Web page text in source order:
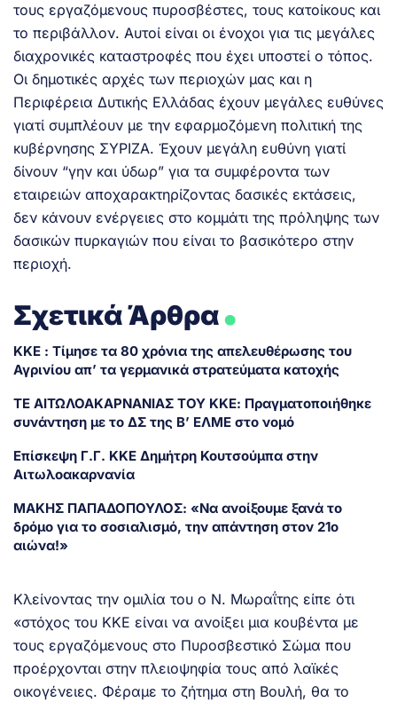
τους εργαζόμενους πυροσβέστες, τους κατοίκους και
το περιβάλλον. Αυτοί είναι οι ένοχοι για τις μεγάλες
διαχρονικές καταστροφές που έχει υποστεί ο τόπος.
Οι δημοτικές αρχές των περιοχών μας και η
Περιφέρεια Δυτικής Ελλάδας έχουν μεγάλες ευθύνες
γιατί συμπλέουν με την εφαρμοζόμενη πολιτική της
κυβέρνησης ΣΥΡΙΖΑ. Έχουν μεγάλη ευθύνη γιατί
δίνουν “γην και ύδωρ” για τα συμφέροντα των
εταιρειών αποχαρακτηρίζοντας δασικές εκτάσεις,
δεν κάνουν ενέργειες στο κομμάτι της πρόληψης των
δασικών πυρκαγιών που είναι το βασικότερο στην
περιοχή.
Σχετικά Άρθρα.
ΚΚΕ : Τίμησε τα 80 χρόνια της απελευθέρωσης του
Αγρινίου απ’ τα γερμανικά στρατεύματα κατοχής
ΤΕ ΑΙΤΩΛΟΑΚΑΡΝΑΝΙΑΣ ΤΟΥ ΚΚΕ: Πραγματοποιήθηκε
συνάντηση με το ΔΣ της Β’ ΕΛΜΕ στο νομό
Επίσκεψη Γ.Γ. ΚΚΕ Δημήτρη Κουτσούμπα στην
Αιτωλοακαρνανία
ΜΑΚΗΣ ΠΑΠΑΔΟΠΟΥΛΟΣ: «Να ανοίξουμε ξανά το
δρόμο για το σοσιαλισμό, την απάντηση στον 21ο
αιώνα!»
Κλείνοντας την ομιλία του ο Ν. Μωραΐτης είπε ότι
«στόχος του ΚΚΕ είναι να ανοίξει μια κουβέντα με
τους εργαζόμενους στο Πυροσβεστικό Σώμα που
προέρχονται στην πλειοψηφία τους από λαϊκές
οικογένειες. Φέραμε το ζήτημα στη Βουλή, θα το